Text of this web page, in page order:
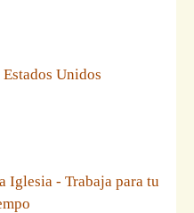
Unidos
Iglesia - Trabaja para tu